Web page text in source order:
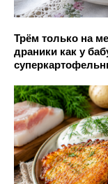
Трём только на
драники как у